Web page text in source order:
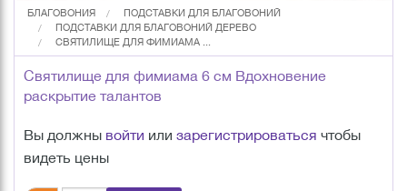
БЛАГОВОНИЯ
ПОДСТАВКИ ДЛЯ БЛАГОВОНИЙ
ПОДСТАВКИ ДЛЯ БЛАГОВОНИЙ ДЕРЕВО
СВЯТИЛИЩЕ ДЛЯ ФИМИАМА ...
Святилище для фимиама 6 см Вдохновение
раскрытие талантов
Вы должны войти или зарегистрироваться чтобы
видеть цены